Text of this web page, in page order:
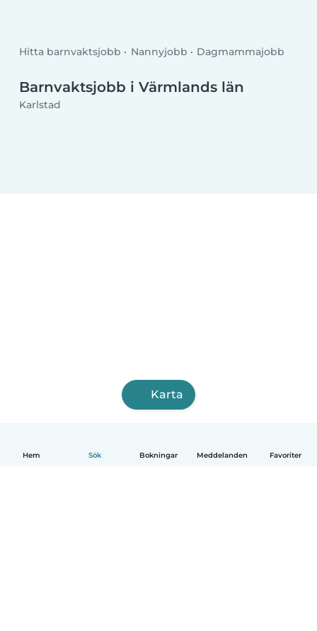
Hem Sök Bokningar Meddelanden Favoriter
Hitta barnvaktsjobb Nannyjobb Dagmammajobb
Barnvaktsjobb i Värmlands län
Karlstad
Karta